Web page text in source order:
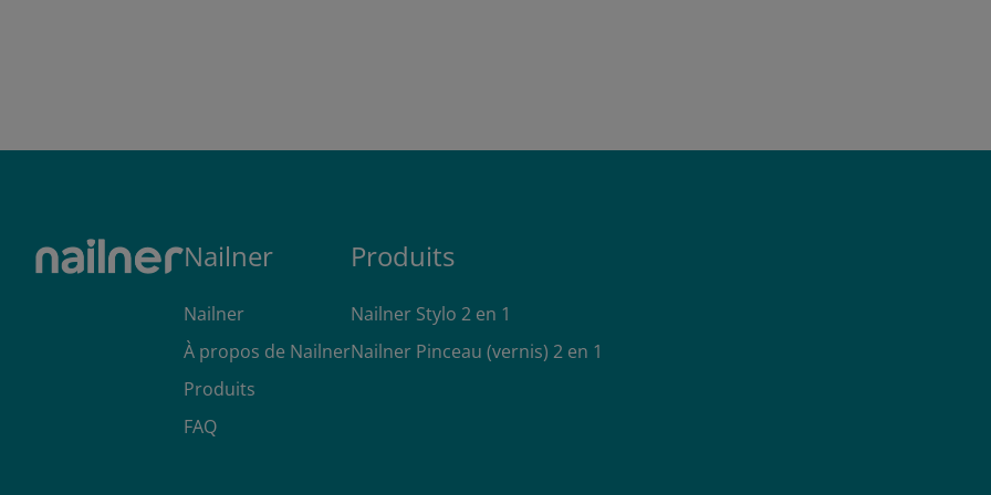
Nailner
Nailner
À propos de Nailner
Produits
FAQ
Produits
Nailner Stylo 2 en 1
Nailner Pinceau (vernis) 2 en 1